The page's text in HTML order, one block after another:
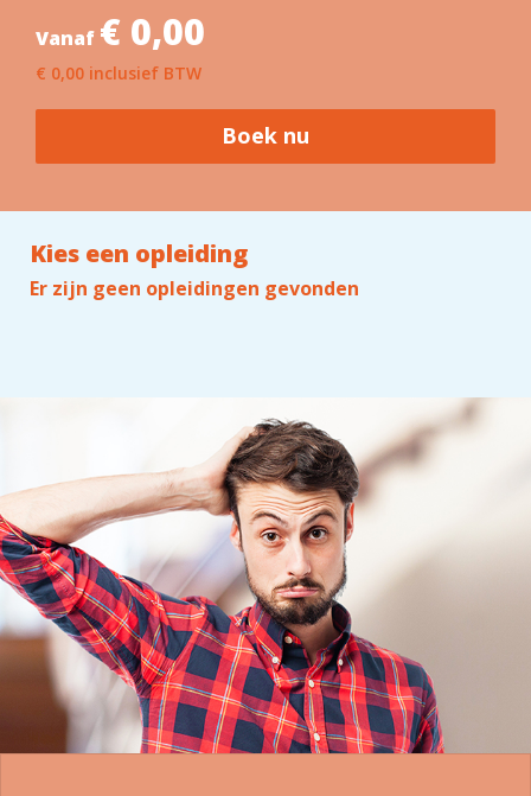
Vanaf € 0,00
€ 0,00 inclusief BTW
Boek nu
Kies een opleiding
Er zijn geen opleidingen gevonden